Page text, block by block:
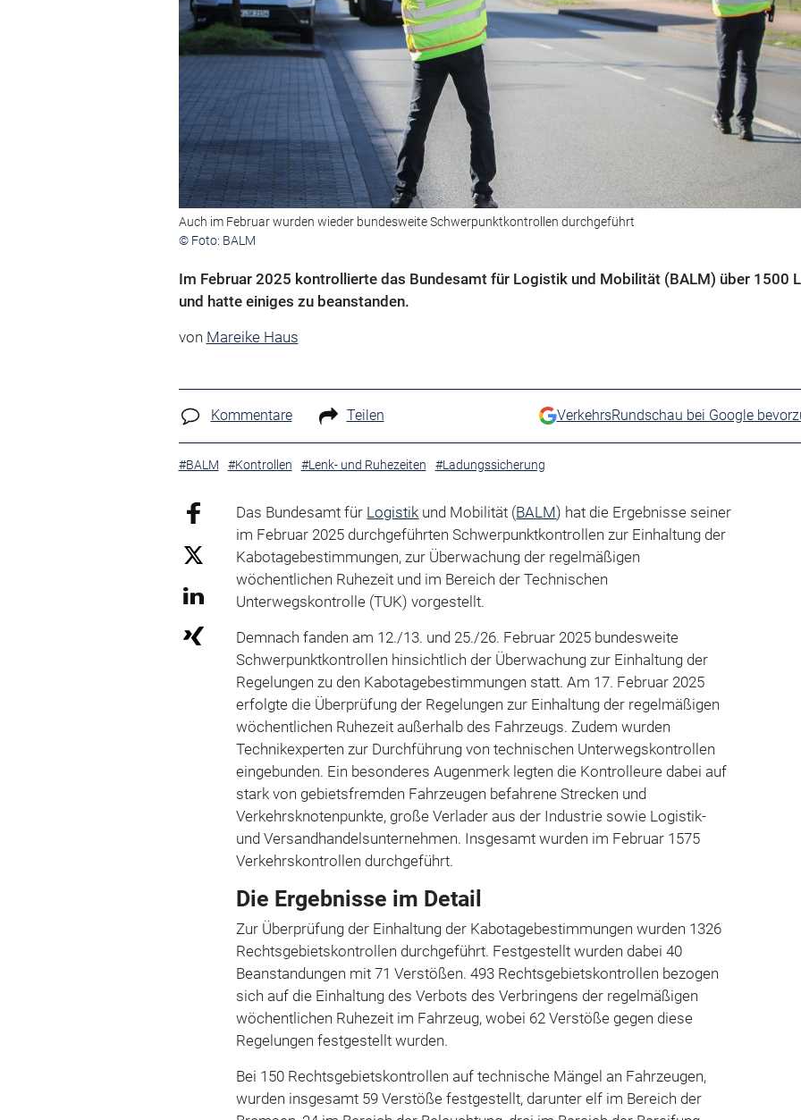
Auch im Februar wurden wieder bundesweite Schwerpunktkontrollen durchgeführt
© Foto: BALM
Im Februar 2025 kontrollierte das Bundesamt für Logistik und Mobilität (BALM) über 1500
und hatte einiges zu beanstanden.
von Mareike Haus
Kommentare Teilen VerkehrsRundschau bei Google
#BALM #Kontrollen #Lenk- und Ruhezeiten #Ladungssicherung
Das Bundesamt für Logistik und Mobilität (BALM) hat die Ergebnisse seiner
im Februar 2025 durchgeführten Schwerpunktkontrollen zur Einhaltung der
Kabotagebestimmungen, zur Überwachung der regelmäßigen
wöchentlichen Ruhezeit und im Bereich der Technischen
Unterwegskontrolle (TUK) vorgestellt.
Demnach fanden am 12./13. und 25./26. Februar 2025 bundesweite
Schwerpunktkontrollen hinsichtlich der Überwachung zur Einhaltung der
Regelungen zu den Kabotagebestimmungen statt. Am 17. Februar 2025
erfolgte die Überprüfung der Regelungen zur Einhaltung der regelmäßigen
wöchentlichen Ruhezeit außerhalb des Fahrzeugs. Zudem wurden
Technikexperten zur Durchführung von technischen Unterwegskontrollen
eingebunden. Ein besonderes Augenmerk legten die Kontrolleure dabei auf
stark von gebietsfremden Fahrzeugen befahrene Strecken und
Verkehrsknotenpunkte, große Verlader aus der Industrie sowie Logistik-
und Versandhandelsunternehmen. Insgesamt wurden im Februar 1575
Verkehrskontrollen durchgeführt.
Die Ergebnisse im Detail
Zur Überprüfung der Einhaltung der Kabotagebestimmungen wurden 1326
Rechtsgebietskontrollen durchgeführt. Festgestellt wurden dabei 40
Beanstandungen mit 71 Verstößen. 493 Rechtsgebietskontrollen bezogen
sich auf die Einhaltung des Verbots des Verbringens der regelmäßigen
wöchentlichen Ruhezeit im Fahrzeug, wobei 62 Verstöße gegen diese
Regelungen festgestellt wurden.
Bei 150 Rechtsgebietskontrollen auf technische Mängel an Fahrzeugen,
wurden insgesamt 59 Verstöße festgestellt, darunter elf im Bereich der